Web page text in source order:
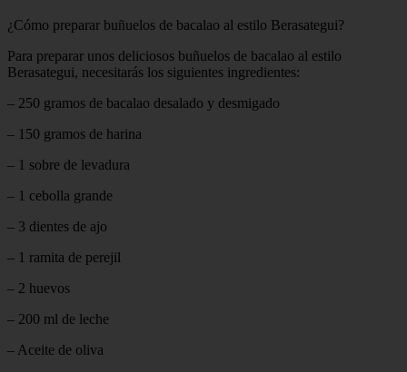
¿Cómo preparar buñuelos de bacalao al estilo Berasategui?
Para preparar unos deliciosos buñuelos de bacalao al estilo
Berasategui, necesitarás los siguientes ingredientes:
– 250 gramos de bacalao desalado y desmigado
– 150 gramos de harina
– 1 sobre de levadura
– 1 cebolla grande
– 3 dientes de ajo
– 1 ramita de perejil
– 2 huevos
– 200 ml de leche
– Aceite de oliva